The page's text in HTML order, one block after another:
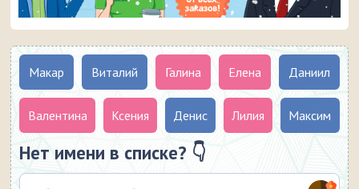
Макар Виталий Галина Елена Даниил
Валентина Ксения Денис Лилия Максим
Нет имени в списке? 👇